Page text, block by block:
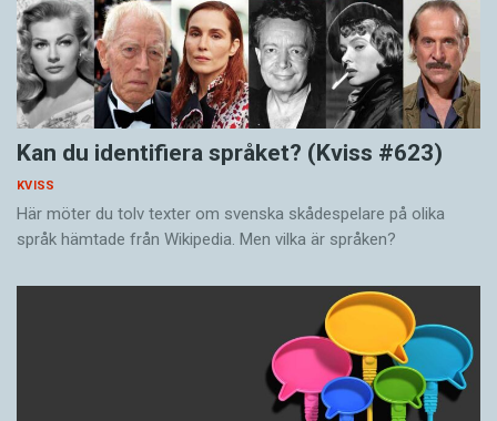
Kan du identifiera språket? (Kviss #623)
KVISS
Här möter du tolv texter om svenska skådespelare på olika
språk hämtade från Wikipedia. Men vilka är språken?